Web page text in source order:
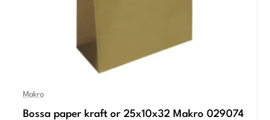
Makro
Bossa paper kraft or 25x10x32 Makro 029074